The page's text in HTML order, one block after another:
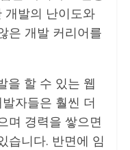
개발의 난이도와
은 개발 커리어를
을 할 수 있는 웹
자들은 훨씬 더
며 경력을 쌓으면
습니다. 반면에 임